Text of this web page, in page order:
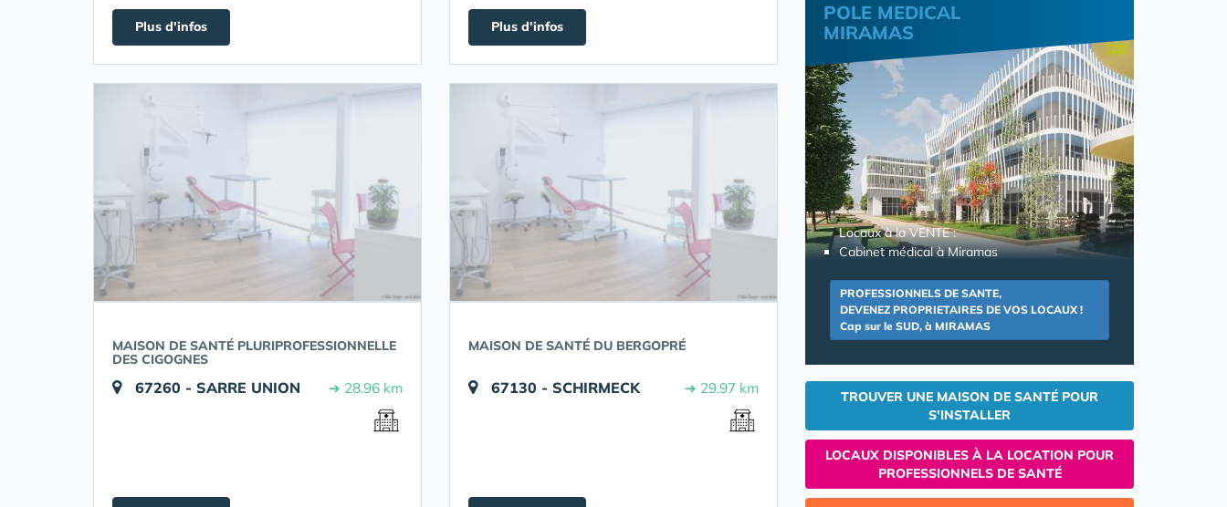
Plus d'infos Plus d'infos
MAISON DE SANTÉ PLURIPROFESSIONNELLE
DES CIGOGNES
67260 - SARRE UNION ➔ 28.96 km
MAISON DE SANTÉ DU BERGOPRÉ
67130 - SCHIRMECK ➔ 29.97 km
POLE MEDICAL
MIRAMAS
Locaux à la VENTE :
Cabinet médical à Miramas
PROFESSIONNELS DE SANTE,
DEVENEZ PROPRIETAIRES DE VOS LOCAUX !
Cap sur le SUD, à MIRAMAS
TROUVER UNE MAISON DE SANTÉ POUR
S'INSTALLER
LOCAUX DISPONIBLES À LA LOCATION POUR
PROFESSIONNELS DE SANTÉ